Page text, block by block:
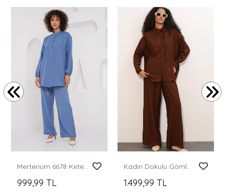
Merterium 6678 Keten Tunik Pantolon İkili Takım - İndigo
999,99 TL
Kadın Dokulu Gömlek Pantolon İkili Takım 6710 - Kahverengi
1.499,99 TL